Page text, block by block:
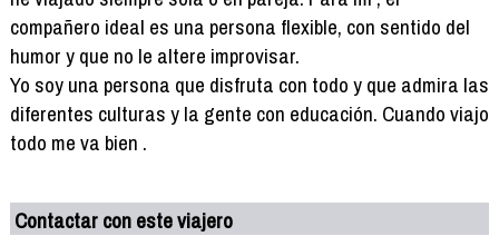
compañero ideal es una persona flexible, con sentido del
humor y que no le altere improvisar.
Yo soy una persona que disfruta con todo y que admira las
diferentes culturas y la gente con educación. Cuando viajo
todo me va bien .
Contactar con este viajero